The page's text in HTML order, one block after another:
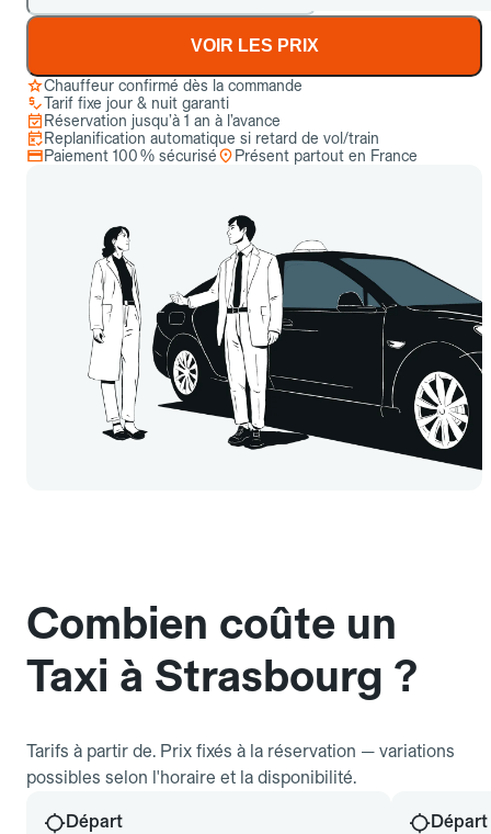
VOIR LES PRIX
Chauffeur confirmé dès la commande
Tarif fixe jour & nuit garanti
Réservation jusqu’à 1 an à l’avance
Replanification automatique si retard de vol/train
Paiement 100 % sécurisé
Présent partout en France
Combien coûte un
Taxi à Strasbourg ?
Tarifs à partir de. Prix fixés à la réservation — variations
possibles selon l'horaire et la disponibilité.
Départ
Départ